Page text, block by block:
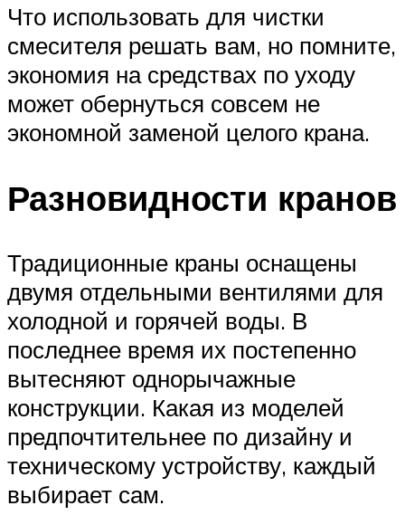
Что использовать для чистки
смесителя решать вам, но помните,
экономия на средствах по уходу
может обернуться совсем не
экономной заменой целого крана.
Разновидности кранов
Традиционные краны оснащены
двумя отдельными вентилями для
холодной и горячей воды. В
последнее время их постепенно
вытесняют однорычажные
конструкции. Какая из моделей
предпочтительнее по дизайну и
техническому устройству, каждый
выбирает сам.